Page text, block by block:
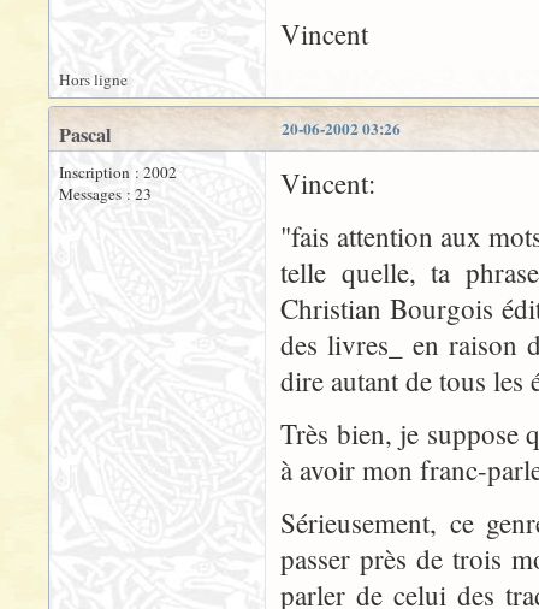
Vincent
Hors ligne
20-06-2002 03:26
Pascal
Inscription : 2002
Messages : 23
Vincent:
"fais attention aux
telle quelle, ta
Christian Bourgois
des livres_ en raison
dire autant de tous les
Très bien, je suppose
à avoir mon franc-
Sérieusement, ce
passer près de trois
parler de celui des